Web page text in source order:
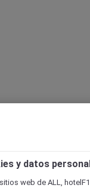
hoteles
y datos
web de ALL,